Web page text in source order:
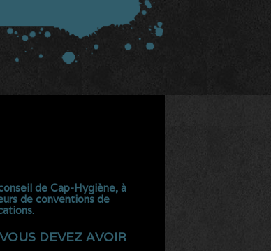
de Cap-Hygiène, à
de conventions de
DEVEZ AVOIR